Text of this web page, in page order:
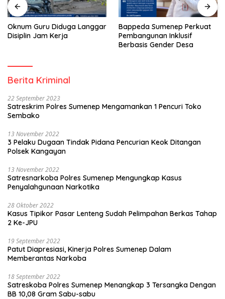
Oknum Guru Diduga Langgar
Disiplin Jam Kerja
Bappeda Sumenep Perkuat
Pembangunan Inklusif
Berbasis Gender Desa
Berita Kriminal
22 September 2023
Satreskrim Polres Sumenep Mengamankan 1 Pencuri Toko
Sembako
13 November 2022
3 Pelaku Dugaan Tindak Pidana Pencurian Keok Ditangan
Polsek Kangayan
13 November 2022
Satresnarkoba Polres Sumenep Mengungkap Kasus
Penyalahgunaan Narkotika
28 Oktober 2022
Kasus Tipikor Pasar Lenteng Sudah Pelimpahan Berkas Tahap
2 Ke-JPU
19 September 2022
Patut Diapresiasi, Kinerja Polres Sumenep Dalam
Memberantas Narkoba
18 September 2022
Satreskoba Polres Sumenep Menangkap 3 Tersangka Dengan
BB 10,08 Gram Sabu-sabu